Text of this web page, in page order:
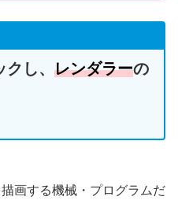
し、 レンダラーの
画する機械・プログラムだ